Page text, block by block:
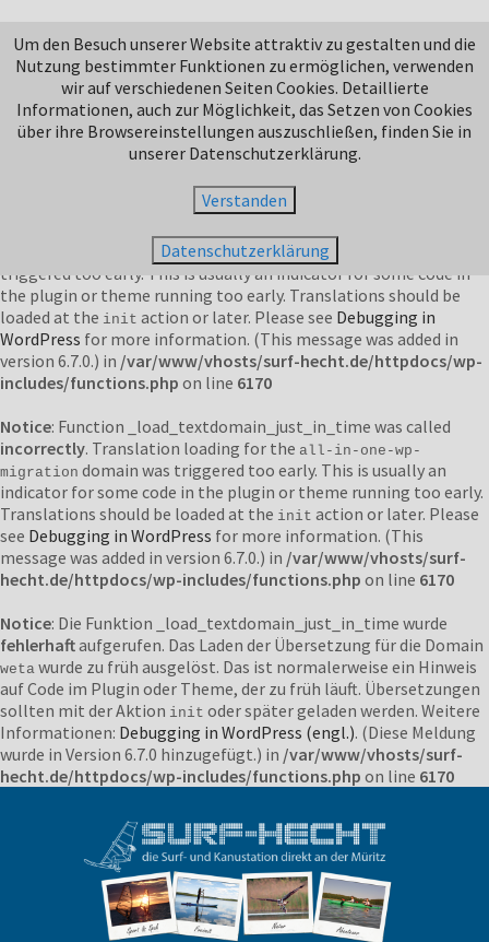
Notice : Function _load_textdomain_just_in_time was called
incorrectly. Translation loading for the jetpackdomain was
triggered too early. This is usually an indicator for some code in
the plugin or theme running too early. Translations should be
loaded at the init action or later. Please seeDebugging in
WordPressfor more information. (This message was added in
/var/www/vhosts/surf-hecht.de/httpdocs/wp-
on line6170
. Translation loading for theduplicator
triggered too early. This is usually an indicator for some code in
the plugin or theme running too early. Translations should be
loaded at the init action or later. Please see Debugging in
WordPress for more information. (This message was added in
version 6.7.0.) in /var/www/vhosts/surf-hecht.de/httpdocs/wp-
includes/functions.php on line 6170
Notice: Function _load_textdomain_just_in_time was called
incorrectly. Translation loading for the all-in-one-wp-
migration domain was triggered too early. This is usually an
indicator for some code in the plugin or theme running too early.
Translations should be loaded at the init action or later. Please
see Debugging in WordPress for more information. (This
message was added in version 6.7.0.) in /var/www/vhosts/surf-
hecht.de/httpdocs/wp-includes/functions.php on line 6170
Notice: Die Funktion _load_textdomain_just_in_time wurde
fehlerhaftaufgerufen. Das Laden der Übersetzung für die Domain
weta wurde zu früh ausgelöst. Das ist normalerweise ein Hinweis
auf Code im Plugin oder Theme, der zu früh läuft. Übersetzungen
sollten mit der Aktion init oder später geladen werden. Weitere
Informationen: Debugging in WordPress (engl.). (Diese Meldung
wurde in Version 6.7.0 hinzugefügt.) in /var/www/vhosts/surf-
hecht.de/httpdocs/wp-includes/functions.php on line 6170
Um den Besuch unserer Website attraktiv zu gestalten und die
Nutzung bestimmter Funktionen zu ermöglichen, verwenden
wir auf verschiedenen Seiten Cookies. Detaillierte
Informationen, auch zur Möglichkeit, das Setzen von Cookies
über ihre Browsereinstellungen auszuschließen, finden Sie in
unserer Datenschutzerklärung.
Verstanden
Datenschutzerklärung